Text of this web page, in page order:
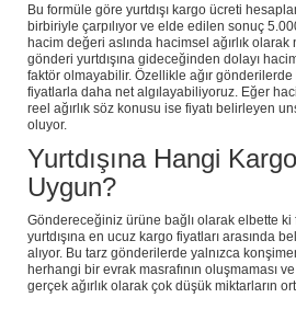
Bu formüle göre yurtdışı kargo ücreti
birbiriyle çarpılıyor ve elde edilen sonuç
hacim değeri aslında hacimsel ağırlık
gönderi yurtdışına gideceğinden dolayı
faktör olmayabilir. Özellikle ağır gönderilerde
fiyatlarla daha net algılayabiliyoruz. Eğer
reel ağırlık söz konusu ise fiyatı belirleyen
oluyor.
Yurtdışına Hangi
Uygun?
Göndereceğiniz ürüne bağlı olarak elbette ki
yurtdışına en ucuz kargo fiyatları arasında
alıyor. Bu tarz gönderilerde yalnızca
herhangi bir evrak masrafının oluşmaması
gerçek ağırlık olarak çok düşük miktarların